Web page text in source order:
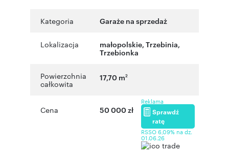
Kategoria Garaże na sprzedaż
Lokalizacja małopolskie, Trzebinia,
Trzebionka
Powierzchnia
całkowita
17,70 m2
Cena 50 000 zł
Reklama
Sprawdź
ratę
RSSO 6,09% na dz.
01.06.26